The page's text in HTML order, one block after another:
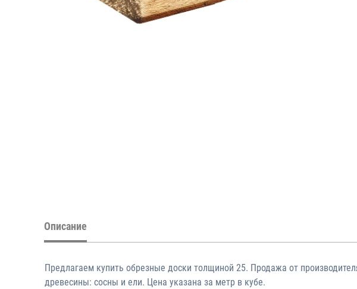
Описание
Предлагаем купить обрезные доски толщиной 25. Продажа от
древесины: сосны и ели. Цена указана за метр в кубе.